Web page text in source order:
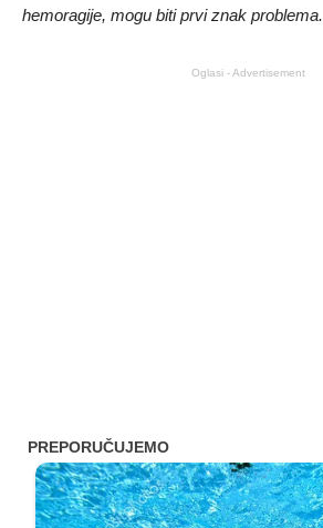
hemoragije, mogu biti prvi znak problema.
Oglasi - Advertisement